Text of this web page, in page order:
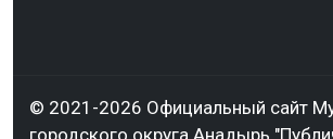
© 2021-2026 Официальный сайт
городского округа Анадырь